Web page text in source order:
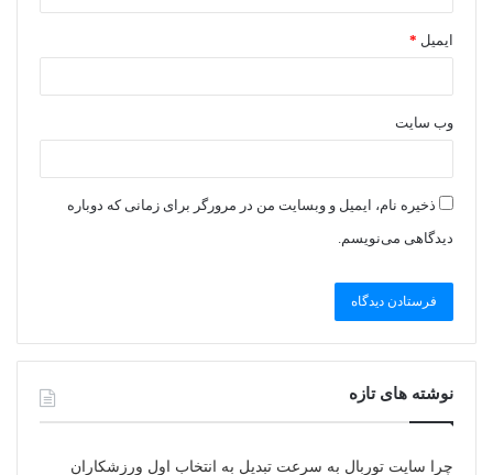
ایمیل *
وب‌ سایت
ذخیره نام، ایمیل و وبسایت من در مرورگر برای زمانی که دوباره
دیدگاهی می‌نویسم.
نوشته های تازه
چرا سایت توربال به ‌سرعت تبدیل به انتخاب اول ورزشکاران